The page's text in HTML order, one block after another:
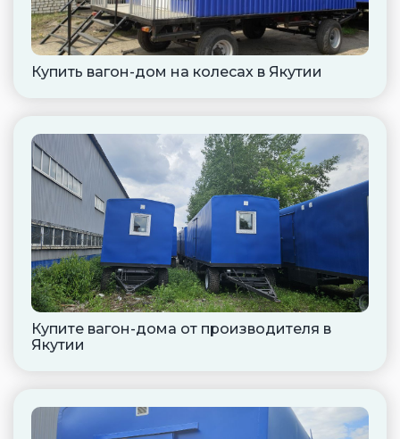
Купить вагон-дом на колесах в Якутии
Купите вагон-дома от производителя в
Якутии